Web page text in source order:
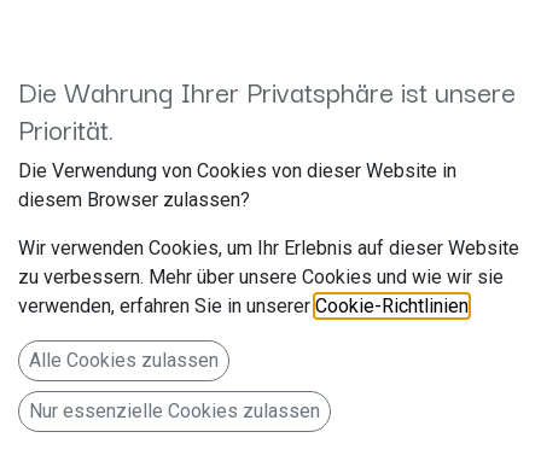
Bereits seit mehr als 30 Jahren ist die ARL autoradioland
GmbH Dein kompetenter Einbauspezialist. In unserem
Onlineshop, sowie in unserem Fachhandel vor Ort, bieten
wir Euch die Möglichkeit, alles rund um das Thema Car-Hifi,
umfasst vom kleinen und günstigen Autoradio bis hin zur
High-End-Navigationslösung auch Lautsprecher, Subwoofer,
Endstufen, Fahrzeugdämmung, Alarm- und Ortungssysteme,
Zubehörprogramm für den perfekten Einbau. Ebenso
bringen wir unserem Know-How Ihr Wohnmobil auf den
neuestenStandder Technik, damit einer entspannten
Die Wahrung Ihrer Privatsphäre ist unsere
Priorität.
Die Verwendung von Cookies von dieser Website in
diesem Browser zulassen?
Wir verwenden Cookies, um Ihr Erlebnis auf dieser Website
zu verbessern. Mehr über unsere Cookies und wie wir sie
verwenden, erfahren Sie in unserer Cookie-Richtlinien
Alle Cookies zulassen
Nur essenzielle Cookies zulassen